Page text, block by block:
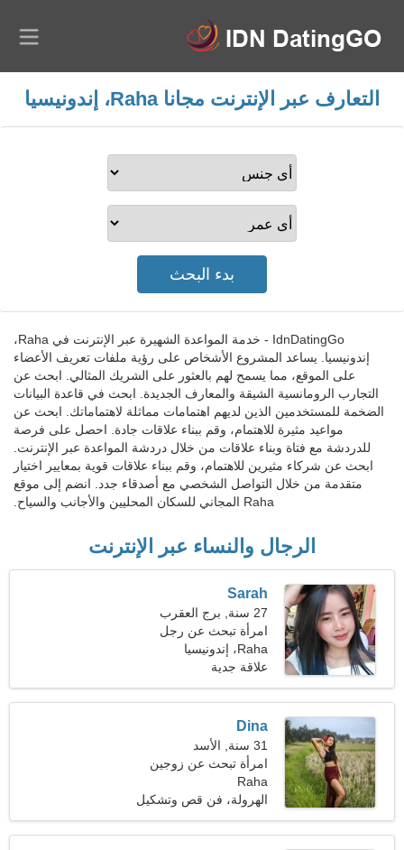
التعارف عبر الإنترنت مجانا Raha، إندونيسيا
IdnDatingGo - خدمة المواعدة الشهيرة عبر الإنترنت في Raha،
إندونيسيا. يساعد المشروع الأشخاص على رؤية ملفات تعريف الأعضاء
على الموقع، مما يسمح لهم بالعثور على الشريك المثالي. ابحث عن
التجارب الرومانسية الشيقة والمعارف الجديدة. ابحث في قاعدة البيانات
الضخمة للمستخدمين الذين لديهم اهتمامات مماثلة لاهتماماتك. ابحث عن
مواعيد مثيرة للاهتمام، وقم ببناء علاقات جادة. احصل على فرصة
للدردشة مع فتاة وبناء علاقات من خلال دردشة المواعدة عبر الإنترنت.
ابحث عن شركاء مثيرين للاهتمام، وقم ببناء علاقات قوية بمعايير اختيار
متقدمة من خلال التواصل الشخصي مع أصدقاء جدد. انضم إلى موقع
Raha المجاني للسكان المحليين والأجانب والسياح.
الرجال والنساء عبر الإنترنت
Sarah
27 سنة, برج العقرب
امرأة تبحث عن رجل
Raha، إندونيسيا
علاقة جدية
Dina
31 سنة, الأسد
امرأة تبحث عن زوجين
Raha
الهرولة، فن قص وتشكيل
الورق